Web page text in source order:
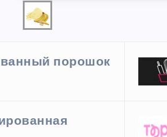
кексики
порошок